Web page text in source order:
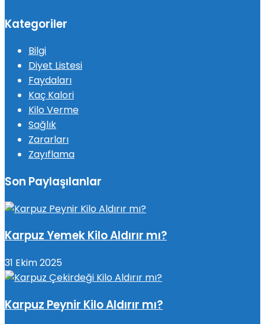
Kategoriler
Bilgi
Diyet Listesi
Faydaları
Kaç Kalori
Kilo Verme
Sağlık
Zararları
Zayıflama
Son Paylaşılanlar
Karpuz Yemek Kilo Aldırır mı?
31 Ekim 2025
Karpuz Peynir Kilo Aldırır mı?